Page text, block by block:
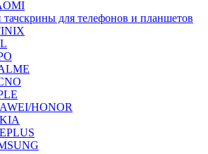
для телефонов и планшетов
HONOR